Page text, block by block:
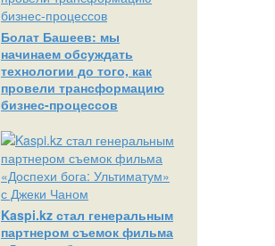
Болат Башеев: мы
начинаем обсуждать
технологии до того, как
провели трансформацию
бизнес-процессов
Kaspi.kz стал генеральным
партнером съемок фильма